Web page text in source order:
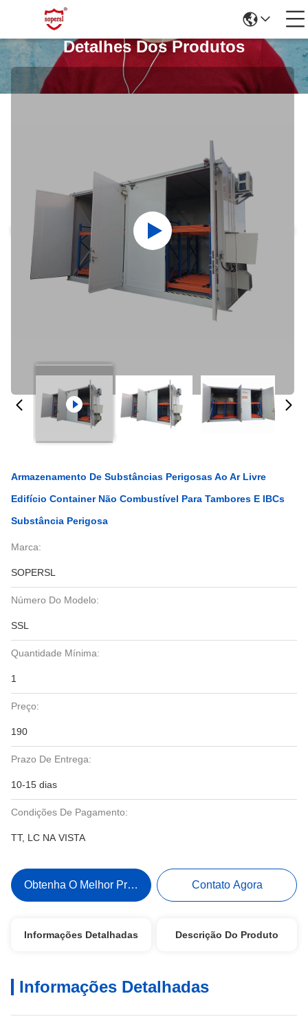
Detalhes Dos Produtos
Armazenamento De Substâncias Perigosas Ao Ar Livre
Edifício Container Não Combustível Para Tambores E IBCs
Substância Perigosa
Marca:
SOPERSL
Número Do Modelo:
SSL
Quantidade Mínima:
1
Preço:
190
Prazo De Entrega:
10-15 dias
Condições De Pagamento:
TT, LC NA VISTA
Obtenha O Melhor Preço Contato Agora
Informações Detalhadas Descrição Do Produto
Informações Detalhadas